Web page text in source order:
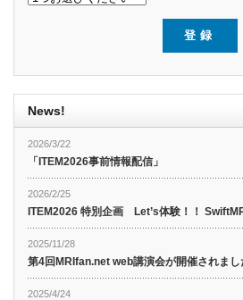
News!
2026/3/22
「ITEM2026事前情報配信」
2026/2/25
ITEM2026 特別企画 Let’s体験！！
2025/11/28
第4回MRIfan.net web講演会が開催されまし
2025/4/24